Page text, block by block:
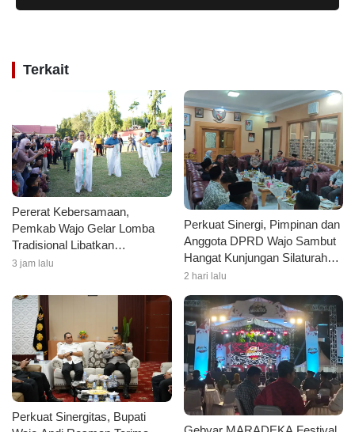
Terkait
Pererat Kebersamaan,
Pemkab Wajo Gelar Lomba
Tradisional Libatkan
Forkopimda dan Masyarakat
3 jam lalu
Perkuat Sinergi, Pimpinan dan
Anggota DPRD Wajo Sambut
Hangat Kunjungan Silaturahmi
Kapolres Wajo yang Baru
2 hari lalu
Perkuat Sinergitas, Bupati